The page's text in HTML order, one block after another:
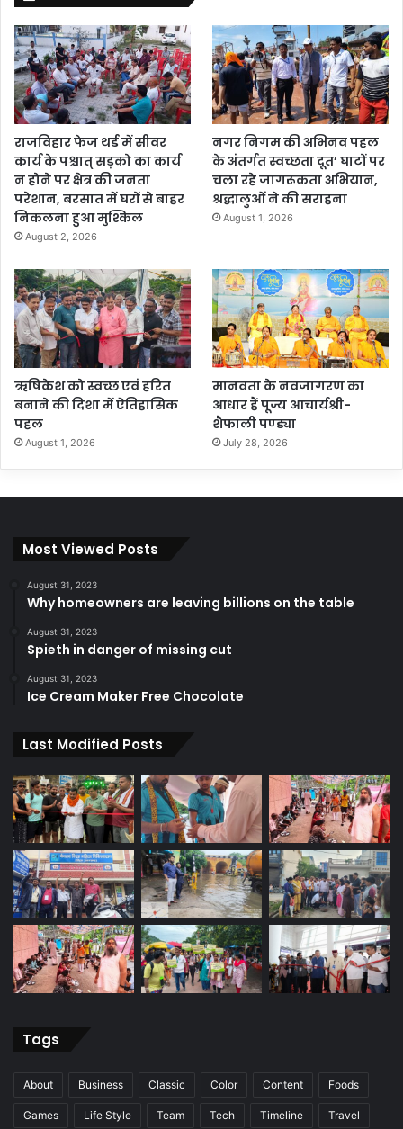
राजविहार फेज थर्ड में सीवर
कार्य के पश्चात् सड़को का कार्य
न होने पर क्षेत्र की जनता
परेशान, बरसात में घरों से बाहर
निकलना हुआ मुश्किल
August 2, 2026
नगर निगम की अभिनव पहल
के अंतर्गत स्वच्छता दूत’ घाटों पर
चला रहे जागरूकता अभियान,
श्रद्धालुओं ने की सराहना
August 1, 2026
ऋषिकेश को स्वच्छ एवं हरित
बनाने की दिशा में ऐतिहासिक
पहल
August 1, 2026
मानवता के नवजागरण का
आधार हैं पूज्य आचार्यश्री-
शैफाली पण्ड्या
July 28, 2026
Most Viewed Posts
August 31, 2023
Why homeowners are leaving billions on the table
August 31, 2023
Spieth in danger of missing cut
August 31, 2023
Ice Cream Maker Free Chocolate
Last Modified Posts
Tags
About Business Classic Color Content Foods
Games Life Style Team Tech Timeline Travel